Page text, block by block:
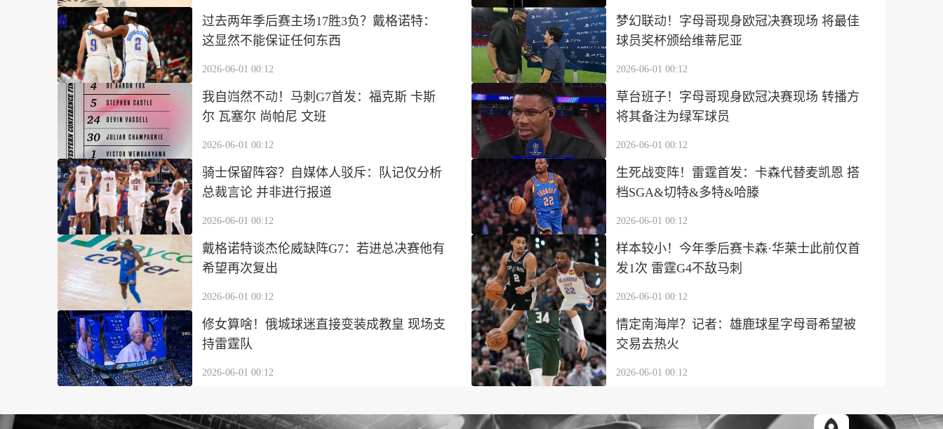
过去两年季后赛主场17胜3负？戴格诺特：
这显然不能保证任何东西
2026-06-01 00:12
梦幻联动！字母哥现身欧冠决赛现场 将最佳
球员奖杯颁给维蒂尼亚
2026-06-01 00:12
我自岿然不动！马刺G7首发：福克斯 卡斯
尔 瓦塞尔 尚帕尼 文班
2026-06-01 00:12
草台班子！字母哥现身欧冠决赛现场 转播方
将其备注为绿军球员
2026-06-01 00:12
骑士保留阵容？自媒体人驳斥：队记仅分析
总裁言论 并非进行报道
2026-06-01 00:12
生死战变阵！雷霆首发：卡森代替麦凯恩 搭
档SGA&切特&多特&哈滕
2026-06-01 00:12
戴格诺特谈杰伦威缺阵G7：若进总决赛他有
希望再次复出
2026-06-01 00:12
样本较小！今年季后赛卡森·华莱士此前仅首
发1次 雷霆G4不敌马刺
2026-06-01 00:12
修女算啥！俄城球迷直接变装成教皇 现场支
持雷霆队
2026-06-01 00:12
情定南海岸？记者：雄鹿球星字母哥希望被
交易去热火
2026-06-01 00:12